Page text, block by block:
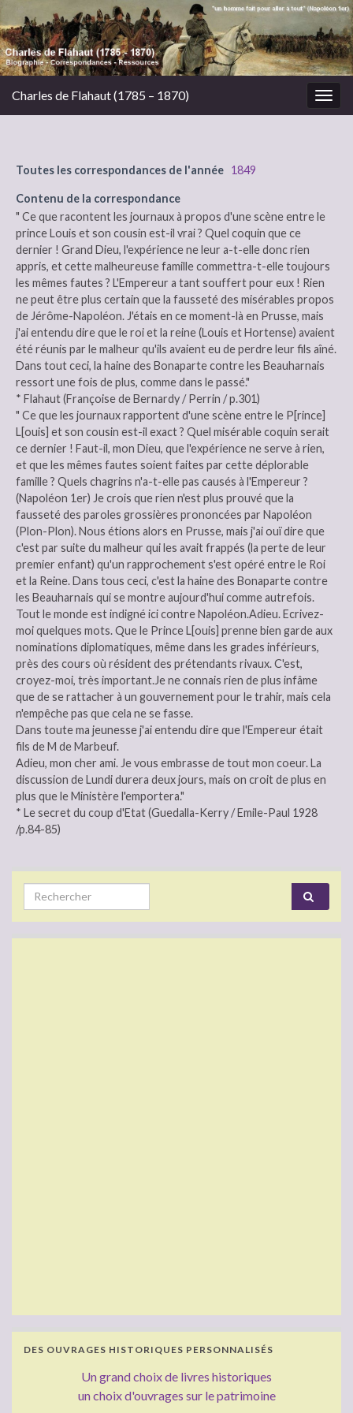
Charles de Flahaut (1785 – 1870)
Toutes les correspondances de l'année 1849
Contenu de la correspondance
" Ce que racontent les journaux à propos d'une scène entre le
prince Louis et son cousin est-il vrai ? Quel coquin que ce
dernier ! Grand Dieu, l'expérience ne leur a-t-elle donc rien
appris, et cette malheureuse famille commettra-t-elle toujours
les mêmes fautes ? L'Empereur a tant souffert pour eux ! Rien
ne peut être plus certain que la fausseté des misérables propos
de Jérôme-Napoléon. J'étais en ce moment-là en Prusse, mais
j'ai entendu dire que le roi et la reine (Louis et Hortense) avaient
été réunis par le malheur qu'ils avaient eu de perdre leur fils aîné.
Dans tout ceci, la haine des Bonaparte contre les Beauharnais
ressort une fois de plus, comme dans le passé."
* Flahaut (Françoise de Bernardy / Perrin / p.301)
" Ce que les journaux rapportent d'une scène entre le P[rince]
L[ouis] et son cousin est-il exact ? Quel misérable coquin serait
ce dernier ! Faut-il, mon Dieu, que l'expérience ne serve à rien,
et que les mêmes fautes soient faites par cette déplorable
famille ? Quels chagrins n'a-t-elle pas causés à l'Empereur ?
(Napoléon 1er) Je crois que rien n'est plus prouvé que la
fausseté des paroles grossières prononcées par Napoléon
(Plon-Plon). Nous étions alors en Prusse, mais j'ai ouï dire que
c'est par suite du malheur qui les avait frappés (la perte de leur
premier enfant) qu'un rapprochement s'est opéré entre le Roi
et la Reine. Dans tous ceci, c'est la haine des Bonaparte contre
les Beauharnais qui se montre aujourd'hui comme autrefois.
Tout le monde est indigné ici contre Napoléon.Adieu. Ecrivez-
moi quelques mots. Que le Prince L[ouis] prenne bien garde aux
nominations diplomatiques, même dans les grades inférieurs,
près des cours où résident des prétendants rivaux. C'est,
croyez-moi, très important.Je ne connais rien de plus infâme
que de se rattacher à un gouvernement pour le trahir, mais cela
n'empêche pas que cela ne se fasse.
Dans toute ma jeunesse j'ai entendu dire que l'Empereur était
fils de M de Marbeuf.
Adieu, mon cher ami. Je vous embrasse de tout mon coeur. La
discussion de Lundi durera deux jours, mais on croit de plus en
plus que le Ministère l'emportera."
* Le secret du coup d'Etat (Guedalla-Kerry / Emile-Paul 1928
/p.84-85)
Search for:
DES OUVRAGES HISTORIQUES PERSONNALISÉS
Un grand choix de livres historiques
un choix d'ouvrages sur le patrimoine